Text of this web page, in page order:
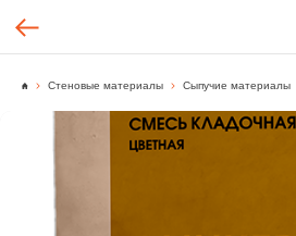
Стеновые материалы Сыпучие материалы